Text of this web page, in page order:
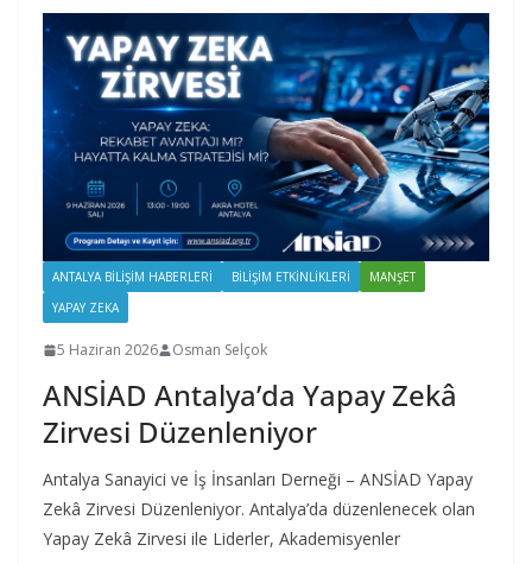
ANTALYA BILIŞIM HABERLERI BILIŞIM ETKINLIKLERI
MANŞET
YAPAY ZEKA
5 Haziran 2026 Osman Selçok
ANSİAD Antalya’da Yapay Zekâ
Zirvesi Düzenleniyor
Antalya Sanayici ve İş İnsanları Derneği – ANSİAD Yapay
Zekâ Zirvesi Düzenleniyor. Antalya’da düzenlenecek olan
Yapay Zekâ Zirvesi ile Liderler, Akademisyenler